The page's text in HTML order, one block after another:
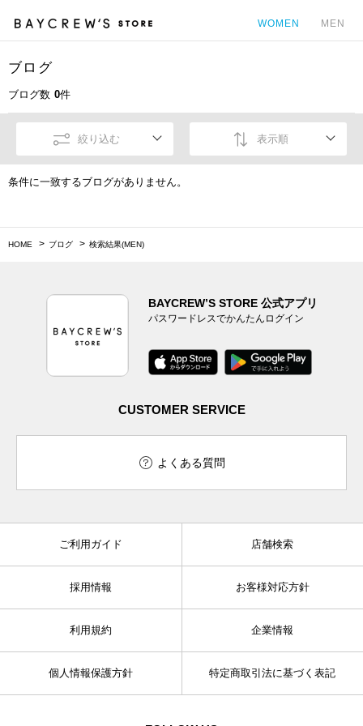
WOMEN MEN
ブログ
ブログ数 0件
絞り込む 表示順
条件に一致するブログがありません。
HOME ブログ 検索結果(MEN)
BAYCREW’S STORE 公式アプリ
パスワードレスでかんたんログイン
CUSTOMER SERVICE
よくある質問
ご利用ガイド 店舗検索
採用情報 お客様対応方針
利用規約 企業情報
個人情報保護方針 特定商取引法に基づく表記